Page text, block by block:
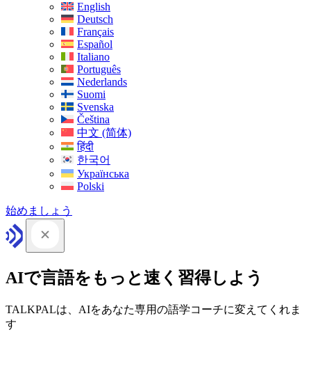
English
Deutsch
Français
Español
Italiano
Português
Nederlands
Suomi
Svenska
Čeština
中文 (简体)
हिंदी
한국어
Українська
Polski
始めましょう
AIで言語をもっと速く習得しよう
TALKPALは、AIをあなた専用の語学コーチに変えてくれま
す